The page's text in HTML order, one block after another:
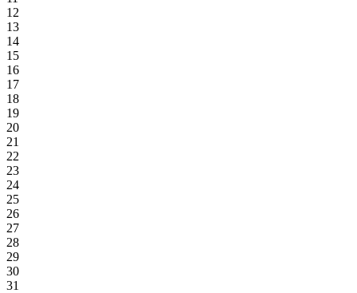
12
13
14
15
16
17
18
19
20
21
22
23
24
25
26
27
28
29
30
31